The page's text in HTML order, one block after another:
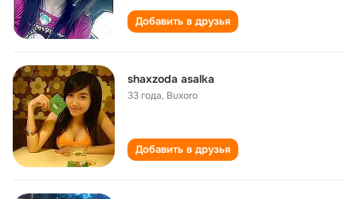
Добавить в друзья
shaxzoda asalka
33 года, Buxoro
Добавить в друзья